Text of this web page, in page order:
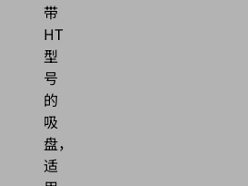
带
HT
型
号
的
吸
盘，
适